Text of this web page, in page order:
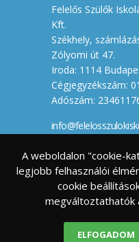
Felelős Szülők
Kft.
Székhely,
Zólyomi út 47.
Iroda: 1114
Cégjegyzékszám:
Adószám:
A weboldalon "cookie-
legjobb felhasználói
cookie
megváltoztathatók
ELFOGADOM